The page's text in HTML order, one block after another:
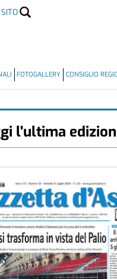
FOTOGALLERY CONSIGLIO
l'ultima